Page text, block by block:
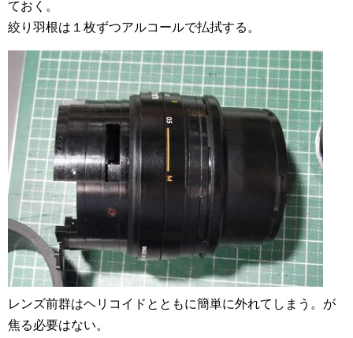
ておく。
絞り羽根は１枚ずつアルコールで払拭する。
レンズ前群はヘリコイドとともに簡単に外れてしまう。が
焦る必要はない。